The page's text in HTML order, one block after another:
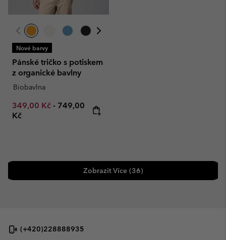
Nové barvy
Pánské tričko s potiskem
z organické bavlny
Biobavlna
Minimum sale price:
349,00 Kč - Maximum price:
749,00
Kč
Zobrazit Více (36)
(+420)228888935